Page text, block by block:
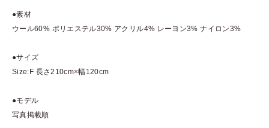
●素材
ウール60% ポリエステル30% アクリル4% レーヨン3% ナイロン3%
●サイズ
Size:F 長さ210cm×幅120cm
●モデル
写真掲載順